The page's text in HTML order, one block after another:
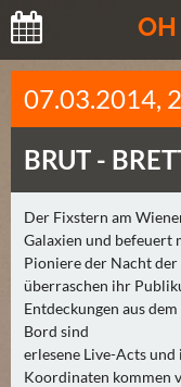
OH
H
E
T
E
(
0
)
M
O
R
07.03.2014,
BRUT -
Der Fixstern am
Galaxien und befeuert
Pioniere der Nacht
überraschen ihr
Entdeckungen aus
Bord sind
erlesene Live-Acts
Koordinaten kommen